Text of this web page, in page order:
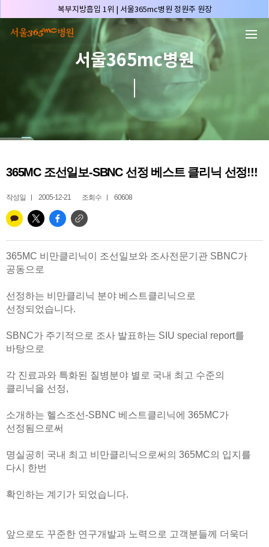
복부지방흡입 1위 | 서울365mc병원 정원주 원장
허파고리 1위 | 서울365mc병원 이성훈 부병원장(4개월 연속)
얼굴지방흡입 1위 | 서울365mc병원 서성익 원장(3년 연속)
배파가리 1위 | 서울365mc병원 서성익 원장
🏆대한민국 최대 15층 규모 지방흡입 특화 병원🏆
🏆대한민국 첫번째 '병원급' 지방흡입 병원🏆
🏆지방흡입 고객 만족도 99.9% 최고치 달성🏆
🏆대한민국 최다 지방흡입 케이스 370,884건🏆
복부지방흡입 1위 | 서울365mc병원 정원주 원장
얼굴지방흡입 1위 | 서울365mc병원 서성익 원장(3년 연속)
배파가리 1위 | 서울365mc병원 서성익 원장
🏆대한민국 최대 15층 규모 지방흡입 특화 병원🏆
🏆대한민국 첫번째 '병원급' 지방흡입 병원🏆
🏆대한민국 최다 지방흡입 케이스 370,884건🏆
서울365mc병원
365MC 조선일보-SBNC 선정 베스트 클리닉 선정!!!
작성일 2005-12-21 조회수 60608
365MC 비만클리닉이 조선일보와 조사전문기관 SBNC가
공동으로
선정하는 비만클리닉 분야 베스트클리닉으로
선정되었습니다.
SBNC가 주기적으로 조사 발표하는 SIU special report를
바탕으로
각 진료과와 특화된 질병분야 별로 국내 최고 수준의
클리닉을 선정,
소개하는 헬스조선-SBNC 베스트클리닉에 365MC가
선정됨으로써
명실공히 국내 최고 비만클리닉으로써의 365MC의 입지를
다시 한번
확인하는 계기가 되었습니다.
앞으로도 꾸준한 연구개발과 노력으로 고객분들께 더욱더